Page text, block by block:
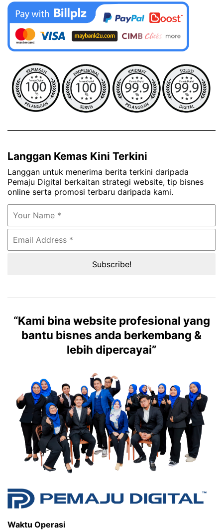
Langgan Kemas Kini Terkini
Langgan untuk menerima berita terkini daripada
Pemaju Digital berkaitan strategi website, tip bisnes
online serta promosi terbaru daripada kami.
“Kami bina website profesional yang
bantu bisnes anda berkembang &
lebih dipercayai”
Waktu Operasi